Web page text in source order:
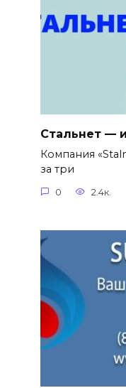
Стальнет —
Компания
за три
0 2.4к.